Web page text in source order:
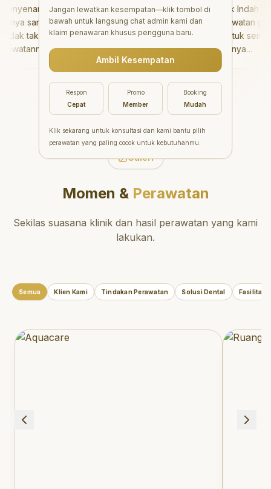
sangat baik
takut sama
tidak
setelahnya.
ke dokter
"Aesthetic Pondok Indah
menawarkan perawatan gigi
yang luar biasa untuk semua
orang. Dokter giginya
profesional, ramah, dan
meluangkan waktu untuk
mengedukasi pasien tentang
kesehatan gigi dan mulut
yang baik. Klinik ini terletak di
daerah yang strategis,
sehingga nyaman untuk
direkomendasikan untuk
dan berkualitas!
Galeri
Momen &Perawatan
Sekilas suasana klinik dan hasil perawatan yang kami
lakukan.
Semua Klien Kami Tindakan Perawatan Solusi Dental Fasilitas
Jangan lewatkan kesempatan—klik tombol di
bawah untuk langsung chat admin kami dan
klaim penawaran khusus pengguna baru.
Ambil Kesempatan
Respon
Cepat
Promo
Member
Booking
Mudah
Klik sekarang untuk konsultasi dan kami bantu pilih
perawatan yang paling cocok untuk kebutuhanmu.